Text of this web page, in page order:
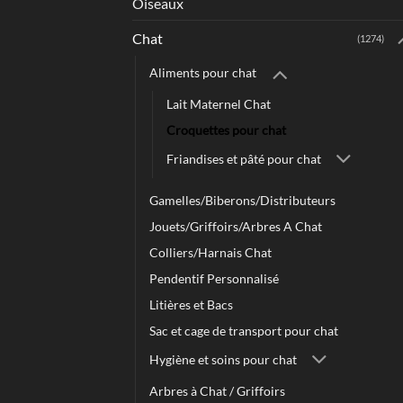
Chat (1274)
Aliments pour chat
Lait Maternel Chat
Croquettes pour chat
Friandises et pâté pour chat
Gamelles/Biberons/Distributeurs
Jouets/Griffoirs/Arbres A Chat
Colliers/Harnais Chat
Pendentif Personnalisé
Litières et Bacs
Sac et cage de transport pour chat
Hygiène et soins pour chat
Arbres à Chat / Griffoirs